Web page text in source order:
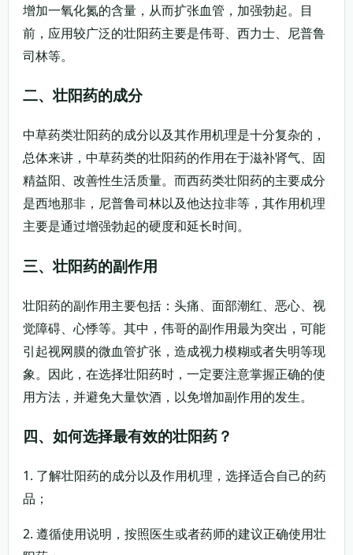
增加一氧化氮的含量，从而扩张血管，加强勃起。目
前，应用较广泛的壮阳药主要是伟哥、西力士、尼普鲁
司林等。
二、壮阳药的成分
中草药类壮阳药的成分以及其作用机理是十分复杂的，
总体来讲，中草药类的壮阳药的作用在于滋补肾气、固
精益阳、改善性生活质量。而西药类壮阳药的主要成分
是西地那非，尼普鲁司林以及他达拉非等，其作用机理
主要是通过增强勃起的硬度和延长时间。
三、壮阳药的副作用
壮阳药的副作用主要包括：头痛、面部潮红、恶心、视
觉障碍、心悸等。其中，伟哥的副作用最为突出，可能
引起视网膜的微血管扩张，造成视力模糊或者失明等现
象。因此，在选择壮阳药时，一定要注意掌握正确的使
用方法，并避免大量饮酒，以免增加副作用的发生。
四、如何选择最有效的壮阳药？
1. 了解壮阳药的成分以及作用机理，选择适合自己的药
品；
2. 遵循使用说明，按照医生或者药师的建议正确使用壮